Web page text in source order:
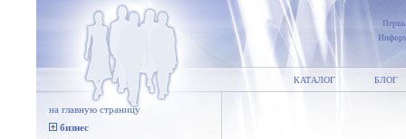
КАТАЛОГ БЛОГ
на главную страницу
бизнес